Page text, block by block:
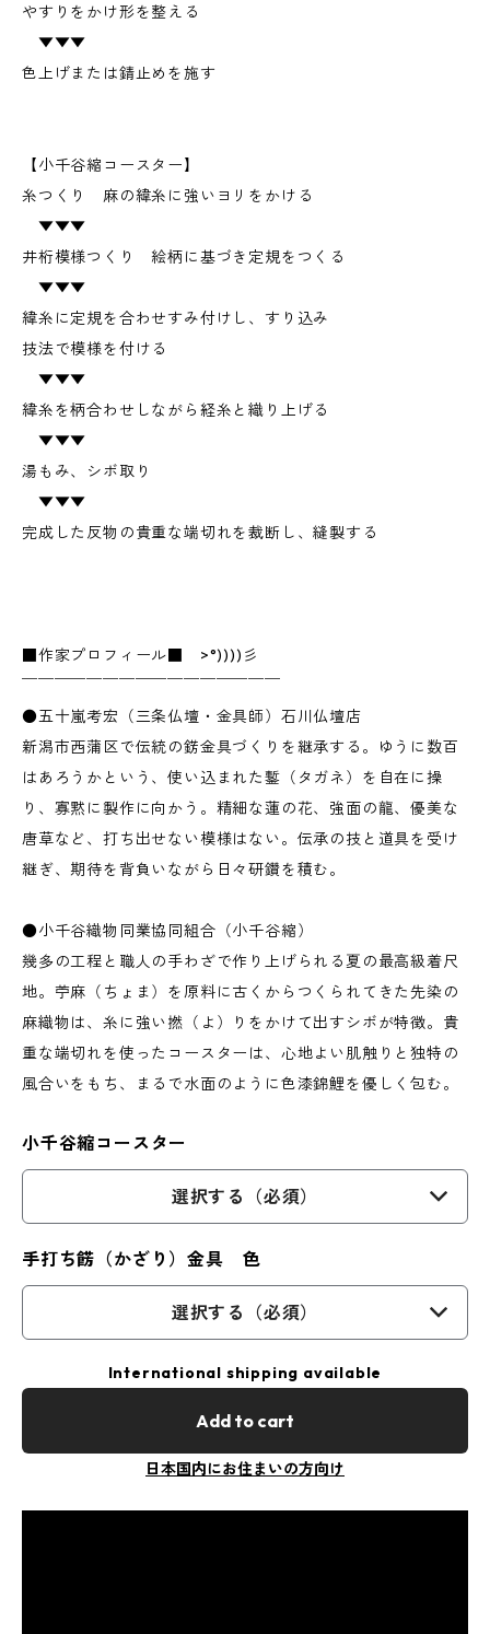
やすりをかけ形を整える
▼▼▼
色上げまたは錆止めを施す
【小千谷縮コースター】
糸つくり 麻の緯糸に強いヨリをかける
▼▼▼
井桁模様つくり 絵柄に基づき定規をつくる
▼▼▼
緯糸に定規を合わせすみ付けし、すり込み
技法で模様を付ける
▼▼▼
緯糸を柄合わせしながら経糸と織り上げる
▼▼▼
湯もみ、シボ取り
▼▼▼
完成した反物の貴重な端切れを裁断し、縫製する
■作家プロフィール■ >°))))彡
￣￣￣￣￣￣￣￣￣￣￣￣￣￣￣￣
●五十嵐考宏（三条仏壇・金具師）石川仏壇店
新潟市西蒲区で伝統の錺金具づくりを継承する。ゆうに数百
はあろうかという、使い込まれた鏨（タガネ）を自在に操
り、寡黙に製作に向かう。精細な蓮の花、強面の龍、優美な
唐草など、打ち出せない模様はない。伝承の技と道具を受け
継ぎ、期待を背負いながら日々研鑽を積む。
●小千谷織物同業協同組合（小千谷縮）
幾多の工程と職人の手わざで作り上げられる夏の最高級着尺
地。苧麻（ちょま）を原料に古くからつくられてきた先染の
麻織物は、糸に強い撚（よ）りをかけて出すシボが特徴。貴
重な端切れを使ったコースターは、心地よい肌触りと独特の
風合いをもち、まるで水面のように色漆錦鯉を優しく包む。
小千谷縮コースター
選択する（必須）
手打ち餝（かざり）金具 色
選択する（必須）
International shipping available
Add to cart
日本国内にお住まいの方向け